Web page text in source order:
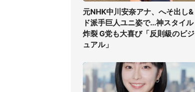
元NHK中川安奈アナ、へそ出し&
ド派手巨人ユニ姿で...神スタイル
炸裂 G党も大喜び「反則級のビジ
ュアル」